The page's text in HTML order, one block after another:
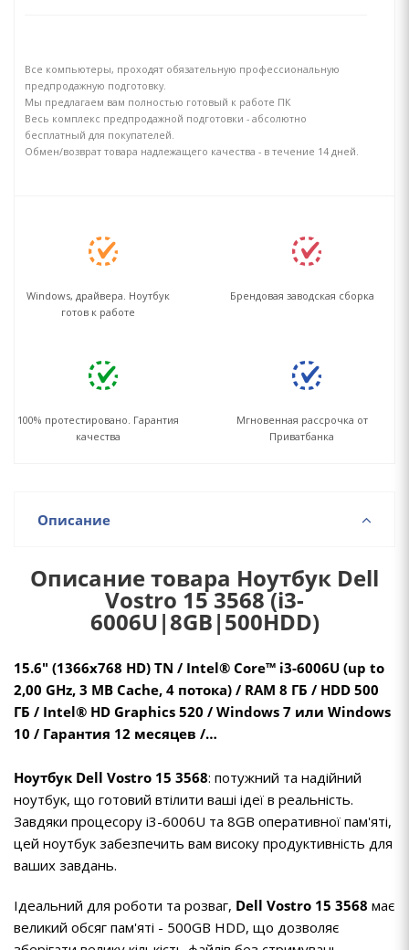
Все компьютеры, проходят обязательную профессиональную
предпродажную подготовку.
Мы предлагаем вам полностью готовый к работе ПК
Весь комплекс предпродажной подготовки - абсолютно
бесплатный для покупателей.
Обмен/возврат товара надлежащего качества - в течение 14 дней.
Windows, драйвера. Ноутбук
готов к работе
Брендовая заводская сборка
100% протестировано. Гарантия
качества
Мгновенная рассрочка от
Приватбанка
Описание
Описание товара Ноутбук Dell
Vostro 15 3568 (i3-
6006U|8GB|500HDD)
15.6" (1366х768 HD) TN / Intel® Core™ i3-6006U (up to
2,00 GHz, 3 MB Cache, 4 потока) / RAM 8 ГБ / HDD 500
ГБ / Intel® HD Graphics 520 / Windows 7 или Windows
10 / Гарантия 12 месяцев /…
Ноутбук Dell Vostro 15 3568: потужний та надійний
ноутбук, що готовий втілити ваші ідеї в реальність.
Завдяки процесору i3-6006U та 8GB оперативної пам'яті,
цей ноутбук забезпечить вам високу продуктивність для
ваших завдань.
Ідеальний для роботи та розваг, Dell Vostro 15 3568 має
великий обсяг пам'яті - 500GB HDD, що дозволяє